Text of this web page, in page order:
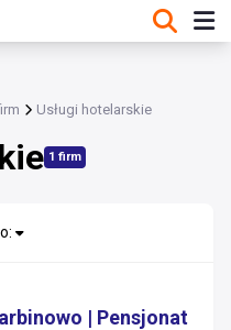
Usługi hotelarskie
1 firm
| Pensjonat